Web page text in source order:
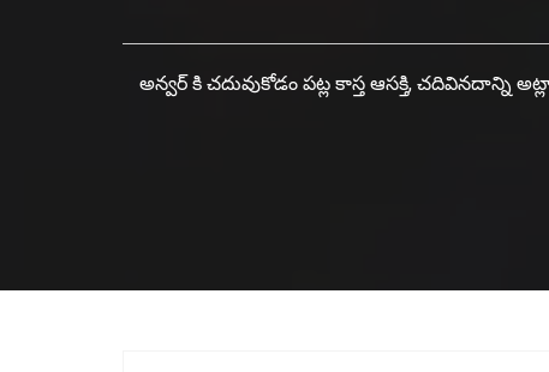
అన్వర్ కి చదువుకోడం పట్ల కాస్త ఆసక్తి, చదివినదాన్ని